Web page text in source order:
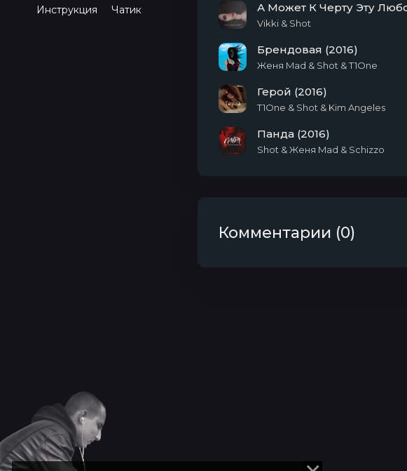
Инструкция
Чатик А Может К Черту Эту
Vikki & Shot
Брендовая (2016)
Женя Mad & Shot & T1One
Герой (2016)
T1One & Shot & Kim Angeles
Панда (2016)
Shot & Женя Mad & Sсhizzo
Комментарии (0)